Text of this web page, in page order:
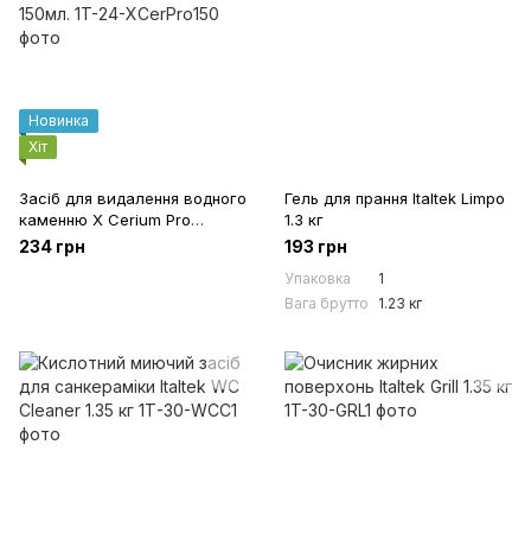
Новинка
Хіт
Засіб для видалення водного
каменню X Cerium Pro
ITALTEK (з губкою) 150мл.
234 грн
Гель для прання Italtek Limpo
1.3 кг
193 грн
Упаковка
1
Вага брутто
1.23 кг